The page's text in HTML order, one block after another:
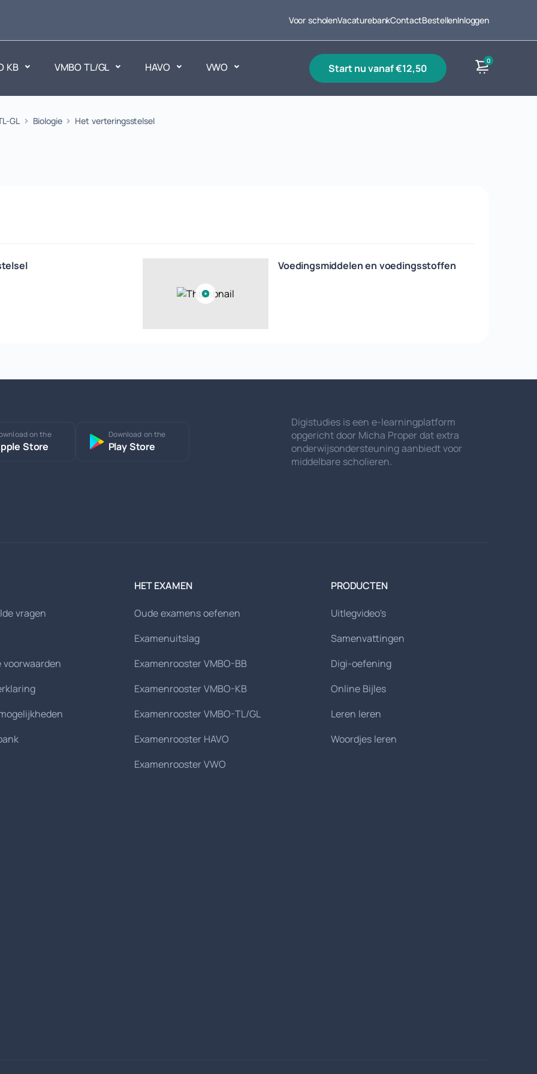
Voor scholenVacaturebankContactBestellenInloggen
KB VMBO TL/GL HAVO VWO start nu vanaf €12,50
0
Maatschappijvakken
GL Biologie Het verteringsstelsel
Voedingsmiddelen en voedingsstoffen
on the
Store
Download on the
Play Store
Digistudies is een e-learningplatform
opgericht door Micha Proper dat extra
onderwijsondersteuning aanbiedt voor
middelbare scholieren.
vragen
voorwaarden
HET EXAMEN
Oude examens oefenen
Examenuitslag
Examenrooster VMBO-BB
Examenrooster VMBO-KB
Examenrooster VMBO-TL/GL
Examenrooster HAVO
Examenrooster VWO
PRODUCTEN
Uitlegvideo's
Samenvattingen
Digi-oefening
Online Bijles
Leren leren
Woordjes leren